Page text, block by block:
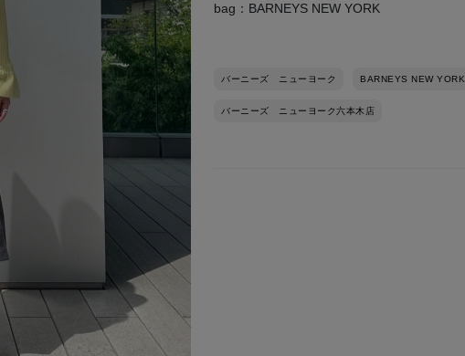
次の画像
bag：BARNEYS NEW YORK
バーニーズ ニューヨーク BARNEYS NEW YORK
バーニーズ ニューヨーク六本木店